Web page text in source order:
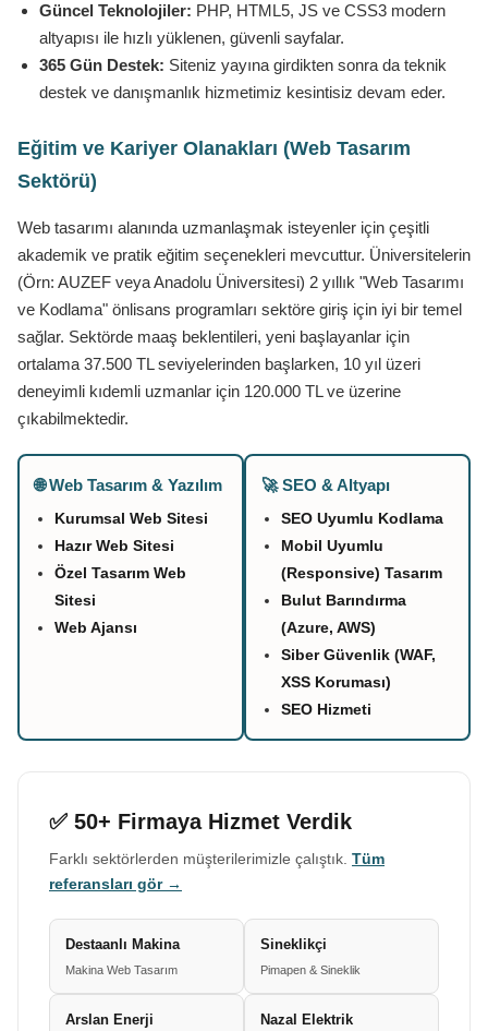
Güncel Teknolojiler: PHP, HTML5, JS ve CSS3 modern
altyapısı ile hızlı yüklenen, güvenli sayfalar.
365 Gün Destek: Siteniz yayına girdikten sonra da teknik
destek ve danışmanlık hizmetimiz kesintisiz devam eder.
Eğitim ve Kariyer Olanakları (Web Tasarım
Sektörü)
Web tasarımı alanında uzmanlaşmak isteyenler için çeşitli
akademik ve pratik eğitim seçenekleri mevcuttur. Üniversitelerin
(Örn: AUZEF veya Anadolu Üniversitesi) 2 yıllık "Web Tasarımı
ve Kodlama" önlisans programları sektöre giriş için iyi bir temel
sağlar. Sektörde maaş beklentileri, yeni başlayanlar için
ortalama 37.500 TL seviyelerinden başlarken, 10 yıl üzeri
deneyimli kıdemli uzmanlar için 120.000 TL ve üzerine
çıkabilmektedir.
🌐 Web Tasarım & Yazılım
Kurumsal Web Sitesi
Hazır Web Sitesi
Özel Tasarım Web
Sitesi
Web Ajansı
🚀 SEO & Altyapı
SEO Uyumlu Kodlama
Mobil Uyumlu
(Responsive) Tasarım
Bulut Barındırma
(Azure, AWS)
Siber Güvenlik (WAF,
XSS Koruması)
SEO Hizmeti
✅ 50+ Firmaya Hizmet Verdik
Farklı sektörlerden müşterilerimizle çalıştık. Tüm
referansları gör →
Destaanlı Makina
Makina Web Tasarım
Sineklikçi
Pimapen & Sineklik
Arslan Enerji Nazal Elektrik